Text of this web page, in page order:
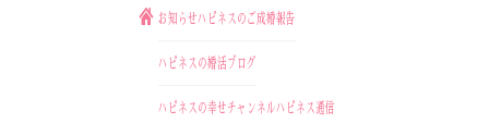
お知らせハピネスのご成婚報告
ハピネスの婚活ブログ
ハピネスの幸せチャンネルハピネス通信